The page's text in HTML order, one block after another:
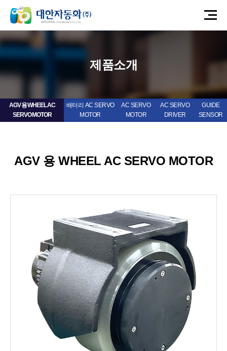
제품소개
AGV 용 WHEEL AC
SERVO MOTOR
배터리 AC SERVO
MOTOR
AC SERVO
MOTOR
AC SERVO
DRIVER
GUIDE
SENSOR
AGV 용 WHEEL AC SERVO MOTOR